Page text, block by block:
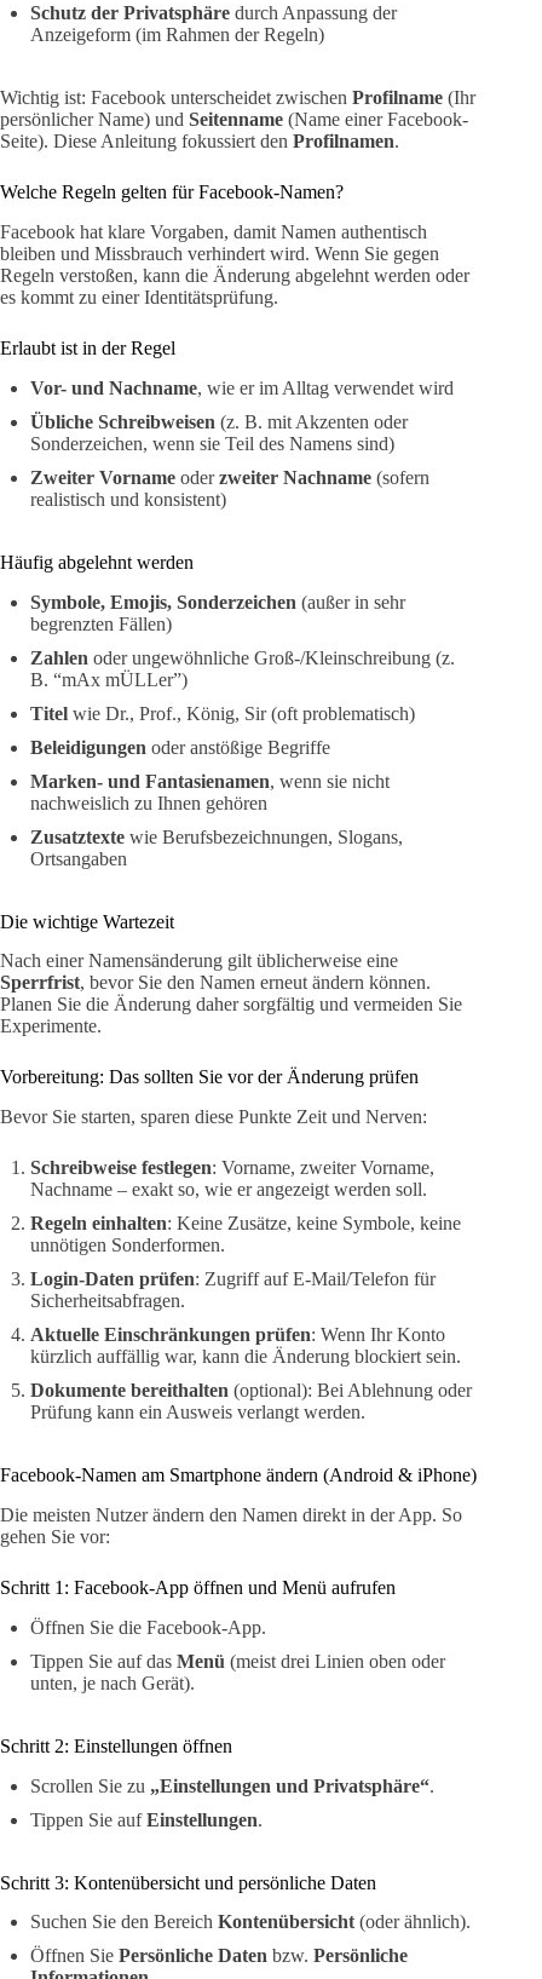
Schutz der Privatsphäre durch Anpassung der
Anzeigeform (im Rahmen der Regeln)
Wichtig ist: Facebook unterscheidet zwischen Profilname (Ihr
persönlicher Name) und Seitenname (Name einer Facebook-
Seite). Diese Anleitung fokussiert den Profilnamen.
Welche Regeln gelten für Facebook-Namen?
Facebook hat klare Vorgaben, damit Namen authentisch
bleiben und Missbrauch verhindert wird. Wenn Sie gegen
Regeln verstoßen, kann die Änderung abgelehnt werden oder
es kommt zu einer Identitätsprüfung.
Erlaubt ist in der Regel
Vor- und Nachname, wie er im Alltag verwendet wird
Übliche Schreibweisen (z. B. mit Akzenten oder
Sonderzeichen, wenn sie Teil des Namens sind)
Zweiter Vorname oderzweiter Nachname (sofern
realistisch und konsistent)
Häufig abgelehnt werden
Symbole, Emojis, Sonderzeichen (außer in sehr
begrenzten Fällen)
Zahlen oder ungewöhnliche Groß-/Kleinschreibung (z.
B. “mAx mÜLLer”)
Titel wie Dr., Prof., König, Sir (oft problematisch)
Beleidigungen oder anstößige Begriffe
Marken- und Fantasienamen, wenn sie nicht
nachweislich zu Ihnen gehören
Zusatztexte wie Berufsbezeichnungen, Slogans,
Ortsangaben
Die wichtige Wartezeit
Nach einer Namensänderung gilt üblicherweise eine
Sperrfrist, bevor Sie den Namen erneut ändern können.
Planen Sie die Änderung daher sorgfältig und vermeiden Sie
Experimente.
Vorbereitung: Das sollten Sie vor der Änderung prüfen
Bevor Sie starten, sparen diese Punkte Zeit und Nerven:
Schreibweise festlegen: Vorname, zweiter Vorname,
Nachname – exakt so, wie er angezeigt werden soll.
Regeln einhalten: Keine Zusätze, keine Symbole, keine
unnötigen Sonderformen.
Login-Daten prüfen: Zugriff auf E-Mail/Telefon für
Sicherheitsabfragen.
Aktuelle Einschränkungen prüfen: Wenn Ihr Konto
kürzlich auffällig war, kann die Änderung blockiert sein.
Dokumente bereithalten (optional): Bei Ablehnung oder
Prüfung kann ein Ausweis verlangt werden.
Facebook-Namen am Smartphone ändern (Android & iPhone)
Die meisten Nutzer ändern den Namen direkt in der App. So
gehen Sie vor:
Schritt 1: Facebook-App öffnen und Menü aufrufen
Öffnen Sie die Facebook-App.
Tippen Sie auf das Menü (meist drei Linien oben oder
unten, je nach Gerät).
Schritt 2: Einstellungen öffnen
Scrollen Sie zu „Einstellungen und Privatsphäre“.
Tippen Sie aufEinstellungen.
Schritt 3: Kontenübersicht und persönliche Daten
Suchen Sie den Bereich Kontenübersicht (oder ähnlich).
Öffnen Sie Persönliche Daten bzw. Persönliche